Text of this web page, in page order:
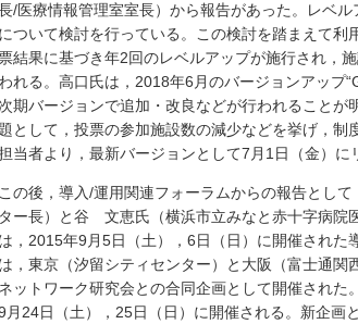
/医療情報管理室室長）から報告があった。レベ
について検討を行っている。この検討を踏まえて
結果に基づき年2回のレベルアップが施行され，
れる。高口氏は，2018年6月のバージョンアップ
次期バージョンで追加・改良などが行われること
題として，投票の参加施設数の減少などを挙げ，
当者より，最新バージョンとして7月1日（金）に
この後，導入/運用関連フォーラムからの報告とし
ター長）と谷 文恵氏（横浜市立みなと赤十字病院
は，2015年9月5日（土），6日（日）に開催され
は，東京（汐留シティセンター）と大阪（富士通
ネットワーク研究会との合同企画として開催された
月24日（土），25日（日）に開催される。新企画